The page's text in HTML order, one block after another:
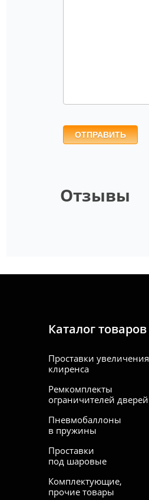
ОТПРАВИТЬ
Отзывы
Каталог товаров
Проставки увеличения
клиренса
Ремкомплекты
ограничителей дверей
Пневмобаллоны
в пружины
Проставки
под шаровые
Комплектующие,
прочие товары